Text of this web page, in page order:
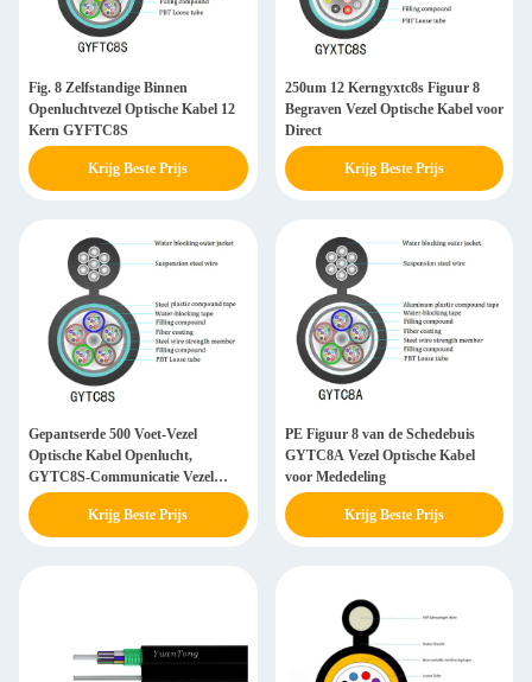
Fig. 8 Zelfstandige Binnen
Openluchtvezel Optische Kabel 12
Kern GYFTC8S
Krijg Beste Prijs
250um 12 Kerngyxtc8s Figuur 8
Begraven Vezel Optische Kabel voor
Direct
Krijg Beste Prijs
Gepantserde 500 Voet-Vezel
Optische Kabel Openlucht,
GYTC8S-Communicatie Vezel
Optische Kabel
Krijg Beste Prijs
PE Figuur 8 van de Schedebuis
GYTC8A Vezel Optische Kabel
voor Mededeling
Krijg Beste Prijs